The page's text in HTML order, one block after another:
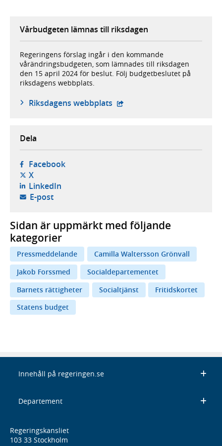
Vårbudgeten lämnas till riksdagen
Regeringens förslag ingår i den kommande
vårändringsbudgeten, som lämnades till riksdagen
den 15 april 2024 för beslut. Följ budgetbeslutet på
riksdagens webbplats.
Riksdagens webbplats - extern webbplats,
Dela
Facebook- öppnas i ny flik, extern webbplats,
X- öppnas i ny flik, extern webbplats,
LinkedIn- öppnas i ny flik, extern webbplats,
E-post- öppnar din e-postklient,
Sidan är uppmärkt med följande
kategorier
Pressmeddelande
Camilla Waltersson Grönvall
Jakob Forssmed
Socialdepartementet
Barnets rättigheter
Socialtjänst
Fritidskortet
Statens budget
Innehåll på regeringen.se
Departement
Regeringskansliet
103 33 Stockholm